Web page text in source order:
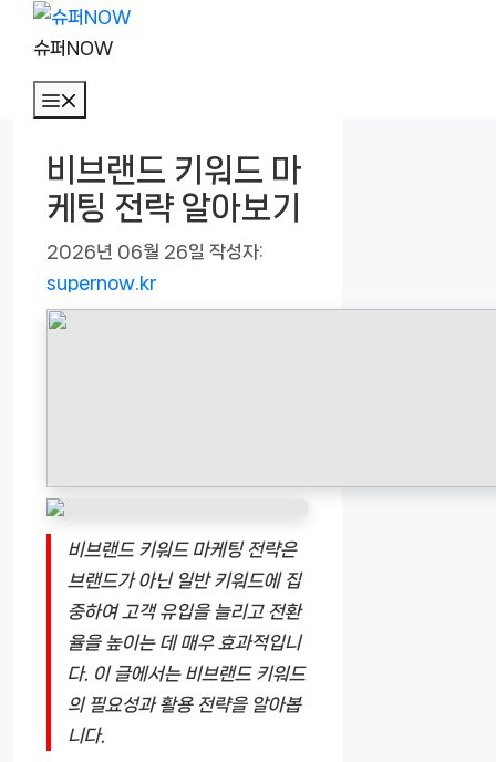
슈퍼NOW
비브랜드 키워드 마
케팅 전략 알아보기
2026년 06월 26일 작성자:
supernow.kr
비브랜드 키워드 마케팅 전략은
브랜드가 아닌 일반 키워드에 집
중하여 고객 유입을 늘리고 전환
율을 높이는 데 매우 효과적입니
다. 이 글에서는 비브랜드 키워드
의 필요성과 활용 전략을 알아봅
니다.